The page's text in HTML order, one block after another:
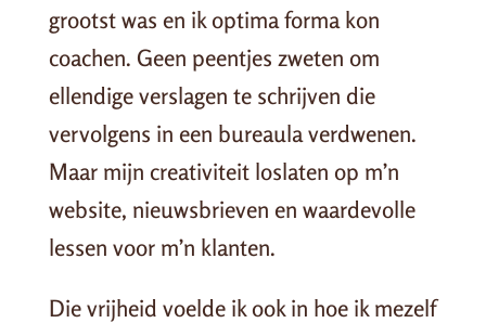
grootst was en ik optima forma kon
coachen. Geen peentjes zweten om
ellendige verslagen te schrijven die
vervolgens in een bureaula verdwenen.
Maar mijn creativiteit loslaten op m’n
website, nieuwsbrieven en waardevolle
lessen voor m’n klanten.
Die vrijheid voelde ik ook in hoe ik mezelf